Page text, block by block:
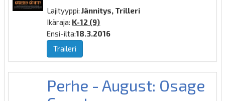
Lajityyppi: Jännitys, Trilleri
Ikäraja: K-12 (9)
Ensi-ilta:18.3.2016
Traileri
Perhe - August: Osage